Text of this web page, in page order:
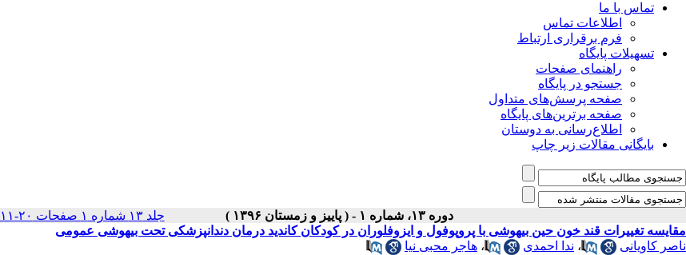
تماس با ما
اطلاعات تماس
فرم برقراری ارتباط
تسهیلات پایگاه
راهنمای صفحات
جستجو در پایگاه
صفحه پرسش‌های متداول
صفحه برترین‌های پایگاه
اطلاع‌رسانی به دوستان
بایگانی مقالات زیر چاپ
دوره ۱۳، شماره ۱ - ( پاییز و زمستان ۱۳۹۶ ) جلد ۱۳ شماره ۱ صفحات ۲۰-۱۱
مقایسه تغییرات قند خون حین بیهوشی با پروپوفول و ایزوفلوران در کودکان کاندید درمان دندانپزشکی تحت بیهوشی عمومی
ناصر کاویانی
، ندا احمدی ، هاجر محبی نیا